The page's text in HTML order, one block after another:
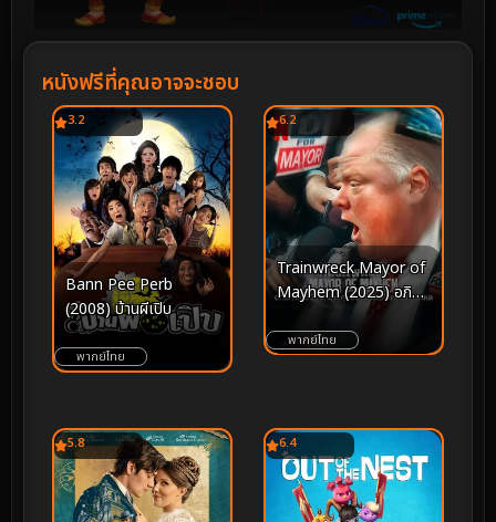
หนังฟรีที่คุณอาจจะชอบ
3.2
Bann Pee Perb
(2008) บ้านผีเปิบ
พากย์ไทย
6.2
Trainwreck Mayor of
Mayhem (2025) อภิ
มหาวายป่วง นายก
เทศมนตรีแห่งความ
พากย์ไทย
5.8 6.4